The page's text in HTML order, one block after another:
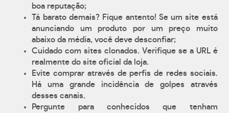
boa reputação;
Tá barato demais? Fique antento! Se um site está
anunciando um produto por um preço muito
abaixo da média, você deve desconfiar;
Cuidado com sites clonados. Verifique se a URL é
realmente do site oficial da loja.
Evite comprar através de perfis de redes sociais.
Há uma grande incidência de golpes através
desses canais.
Pergunte para conhecidos que tenham